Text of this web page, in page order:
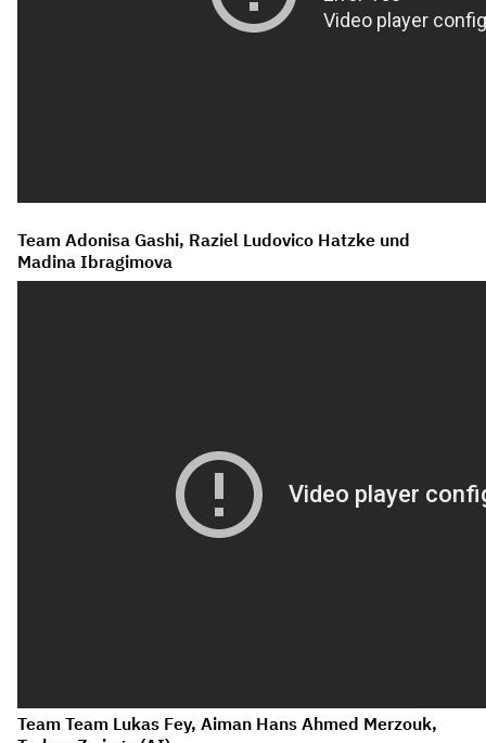
Team Adonisa Gashi, Raziel Ludovico Hatzke und
Madina Ibragimova
Team Team Lukas Fey, Aiman Hans Ahmed Merzouk,